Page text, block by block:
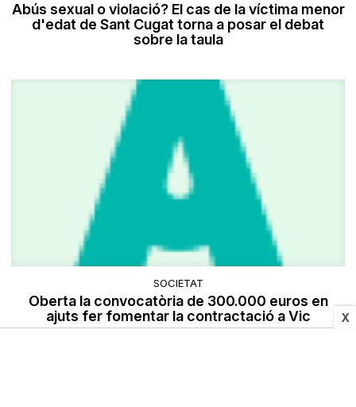
X
Abús sexual o violació? El cas de la víctima menor
d'edat de Sant Cugat torna a posar el debat
sobre la taula
SOCIETAT
Oberta la convocatòria de 300.000 euros en
ajuts fer fomentar la contractació a Vic